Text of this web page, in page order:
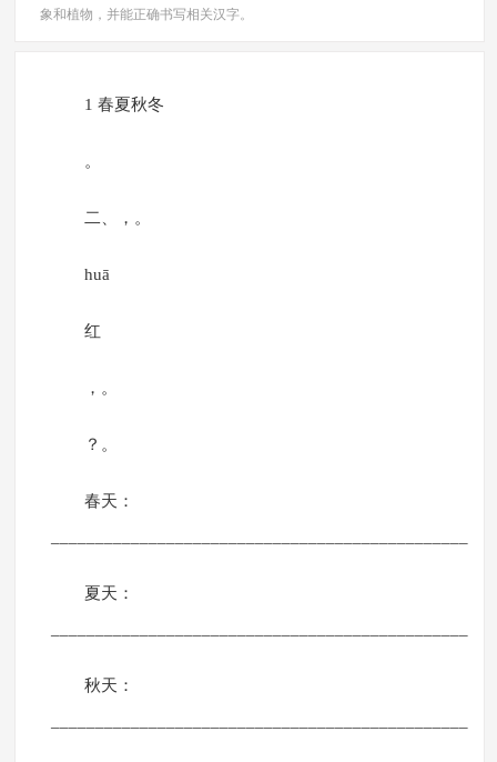
象和植物，并能正确书写相关汉字。
1 春夏秋冬
。
二、，。
huā
红
，。
？。
春天：
夏天：
秋天：